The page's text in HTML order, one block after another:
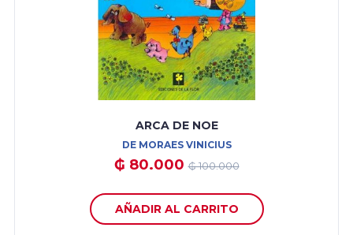
ARCA DE NOE
DE MORAES VINICIUS
₲ 80.000₲ 100.000
AÑADIR AL CARRITO